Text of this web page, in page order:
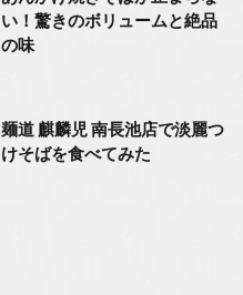
い！驚きのボリュームと絶品
の味
麺道 麒麟児 南長池店で淡麗つ
けそばを食べてみた